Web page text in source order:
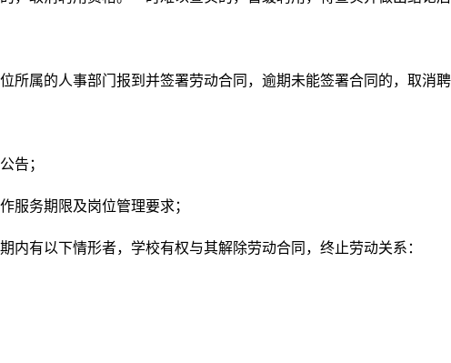
所属的人事部门报到并签署劳动合同，逾期未能签署合同的，取消
告；
服务期限及岗位管理要求；
内有以下情形者，学校有权与其解除劳动合同，终止劳动关系：